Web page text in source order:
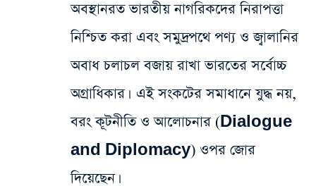
অবস্থানরত ভারতীয় নাগরিকদের নিরাপত্তা
নিশ্চিত করা এবং সমুদ্রপথে পণ্য ও জ্বালানির
অবাধ চলাচল বজায় রাখা ভারতের সর্বোচ্চ
অগ্রাধিকার। এই সংকটের সমাধানে যুদ্ধ নয়,
বরং কূটনীতি ও আলোচনার (Dialogue
and Diplomacy) ওপর জোর
দিয়েছেন।